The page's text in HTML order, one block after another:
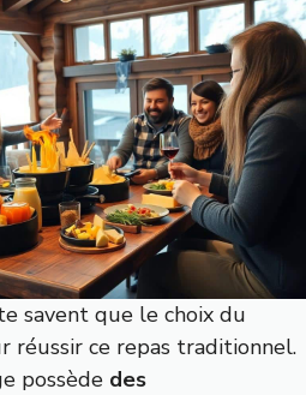
savent que le choix du
réussir ce repas traditionnel.
possède des